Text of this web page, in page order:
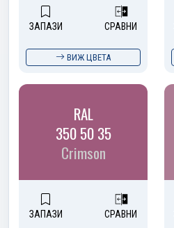
ЗАПАЗИ СРАВНИ
ВИЖ ЦВЕТА
RAL
350 50 35
Crimson
ЗАПАЗИ СРАВНИ